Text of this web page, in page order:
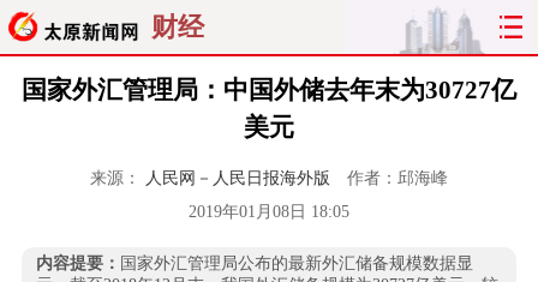
财经
国家外汇管理局：中国外储去年末为30727亿
美元
来源： 人民网－人民日报海外版
作者：邱海峰
2019年01月08日 18:05
内容提要： 国家外汇管理局公布的最新外汇储备规模数据显